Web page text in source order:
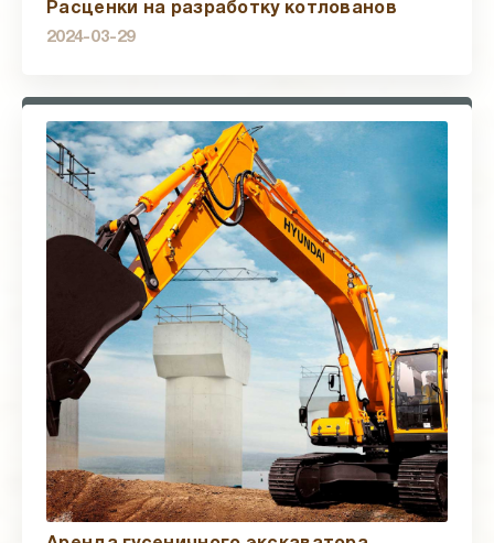
Расценки на разработку котлованов
2024-03-29